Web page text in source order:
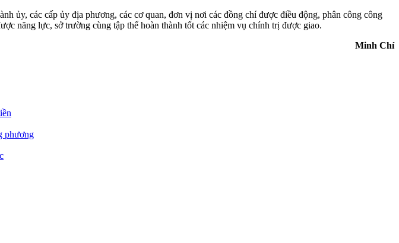
ủy, các cấp ủy địa phương, các cơ quan, đơn vị nơi các đồng chí được điều động, phân công công
năng lực, sở trường cùng tập thể hoàn thành tốt các nhiệm vụ chính trị được giao.
Minh Chí
phương